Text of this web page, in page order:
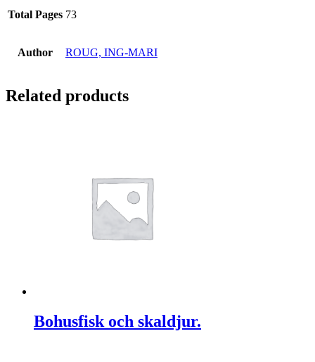
Total Pages 73
Author ROUG, ING-MARI
Related products
Bohusfisk och skaldjur.